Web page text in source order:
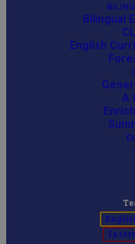
Bilingual
English
A